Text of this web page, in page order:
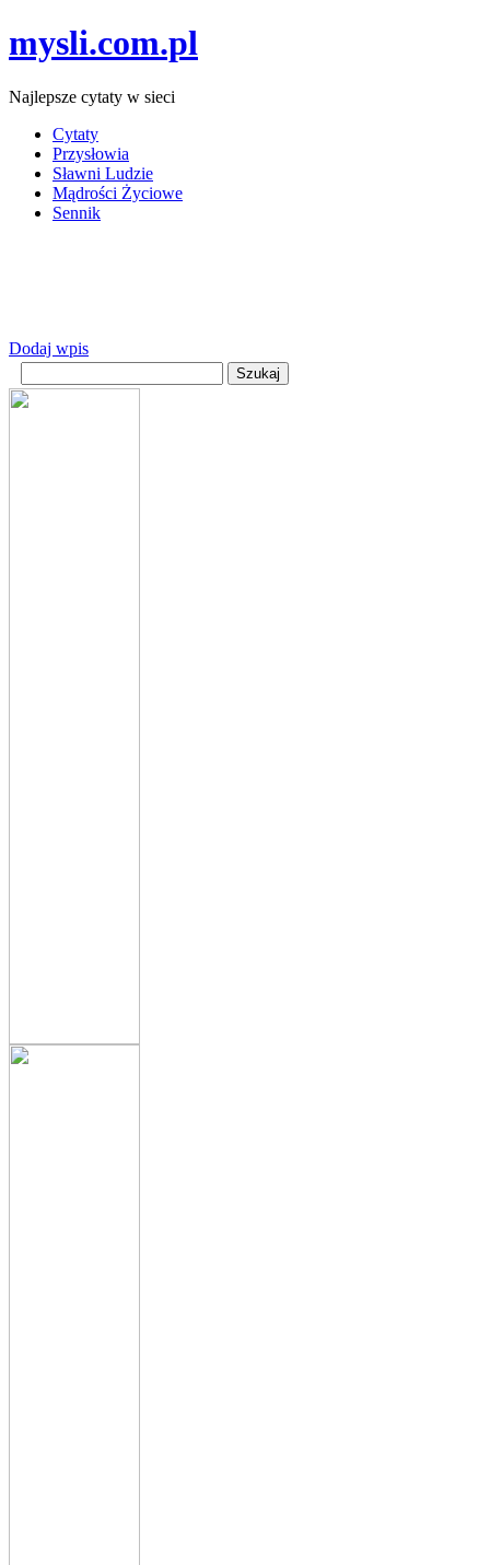
mysli.com.pl
Najlepsze cytaty w sieci
Cytaty
Przysłowia
Sławni Ludzie
Mądrości Życiowe
Sennik
Dodaj wpis